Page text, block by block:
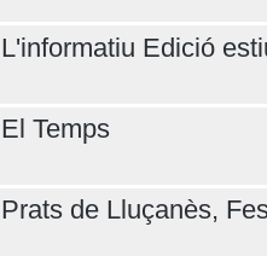
L'informatiu Edició
El Temps
Prats de Lluçanès,